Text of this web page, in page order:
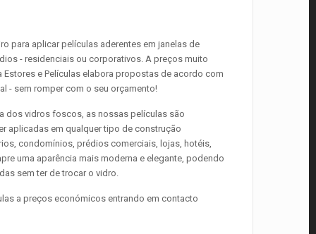
para aplicar películas aderentes em janelas de
- residenciais ou corporativos. A preços muito
e Películas elabora propostas de acordo com
- sem romper com o seu orçamento!
dos vidros foscos, as nossas películas são
aplicadas em qualquer tipo de construção
condomínios, prédios comerciais, lojas, hotéis,
uma aparência mais moderna e elegante, podendo
sem ter de trocar o vidro.
a preços económicos entrando em contacto